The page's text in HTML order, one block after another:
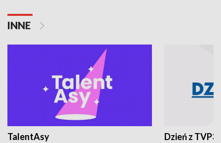
INNE
TalentAsy Dzień z TVP3